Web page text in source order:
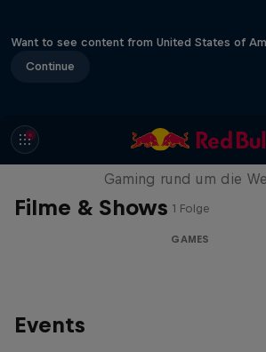
Want to see content from United States of
Continue
Filme & Shows
Part of the
Gaming rund um die
1 Folge
GAMES
Events